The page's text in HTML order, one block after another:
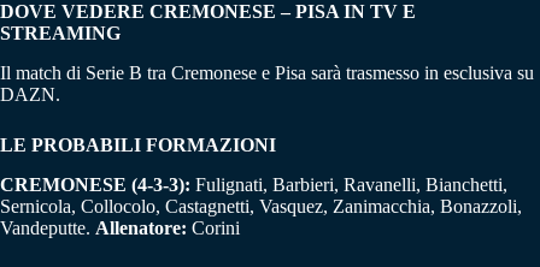
DOVE VEDERE CREMONESE – PISA IN TV E
STREAMING
Il match di Serie B tra Cremonese e Pisa sarà trasmesso in esclusiva su
DAZN.
LE PROBABILI FORMAZIONI
CREMONESE (4-3-3): Fulignati, Barbieri, Ravanelli, Bianchetti,
Sernicola, Collocolo, Castagnetti, Vasquez, Zanimacchia, Bonazzoli,
Vandeputte. Allenatore: Corini